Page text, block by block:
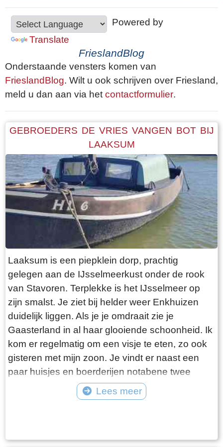
Powered by
Translate
FrieslandBlog
Onderstaande vensters komen van
FrieslandBlog. Wilt u ook schrijven over Friesland,
meld u dan aan via het contactformulier.
GEBROEDERS DE VRIES VANGEN BOT BIJ
LAAKSUM
Laaksum is een piepklein dorp, prachtig
gelegen aan de IJsselmeerkust onder de rook
van Stavoren. Terplekke is het IJsselmeer op
zijn smalst. Je ziet bij helder weer Enkhuizen
duidelijk liggen. Als je je omdraait zie je
Gaasterland in al haar glooiende schoonheid. Ik
kom er regelmatig om een visje te eten, zo ook
gisteren met mijn zoon. Je vindt er naast een
paar huisjes en boerderijen notabene twee
visrestaurants op steenworp afstand van elkaar.
Er schijnt het jaar rond voldoende klandizie te
linker restaurant dat sinds een paar jaar in de
Lees meer